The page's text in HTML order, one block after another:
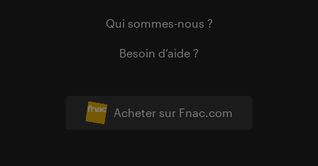
Acheter sur Fnac.com
Qui sommes-nous ?
Besoin d’aide ?